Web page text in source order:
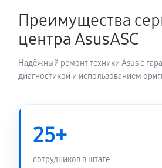
590 руб 20
16GB
G500TG 16GB
Преимущества
центра AsusASC
Надёжный ремонт техники Asus с
диагностикой и использованием
25+
сотрудников в штате